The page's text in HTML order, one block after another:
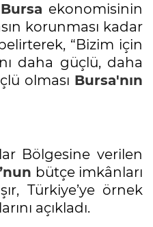
Bursa ekonomisinin
korunması kadar
“Bizim için
daha güçlü, daha
olması Bursa'nın
Bölgesine verilen
bütçe imkânları
Türkiye’ye örnek
açıkladı.